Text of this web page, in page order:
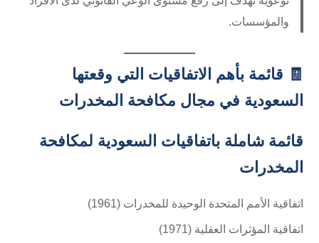
والمؤسسات.
🧾 قائمة بأهم الاتفاقيات التي وقعتها
السعودية في مجال مكافحة المخدرات
قائمة شاملة باتفاقيات السعودية لمكافحة
المخدرات
اتفاقية الأمم المتحدة الوحيدة للمخدرات (1961)
اتفاقية المؤثرات العقلية (1971)